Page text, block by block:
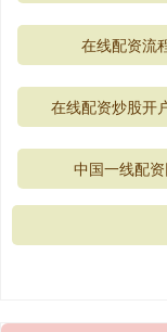
在线配资流
在线配资炒股开
中国一线配